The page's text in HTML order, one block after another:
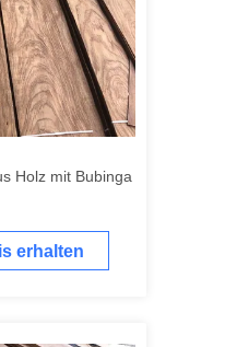
Holz mit Bubinga
erhalten